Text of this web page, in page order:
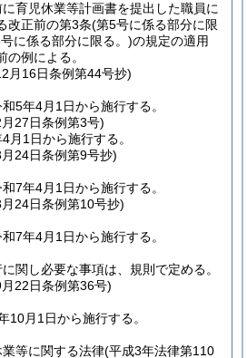
育児休業等計画書を提出した職員に
改正前の第3条(第5号に係る部分に限
に係る部分に限る。)の規定の適用
の例による。
月16日条例第44号抄)
5年4月1日から施行する。
27日条例第3号)
月1日から施行する。
24日条例第9号抄)
7年4月1日から施行する。
24日条例第10号抄)
7年4月1日から施行する。
関し必要な事項は、規則で定める。
22日条例第36号)
10月1日から施行する。
等に関する法律(平成3年法律第110